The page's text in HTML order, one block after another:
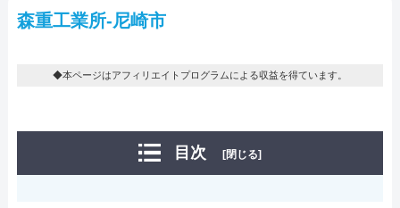
森重工業所-尼崎市
◆本ページはアフィリエイトプログラムによる収益を得ています。
目次 [閉じる]